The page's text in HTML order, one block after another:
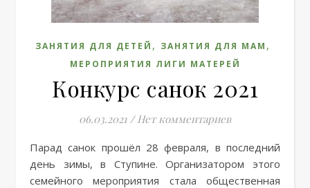
ЗАНЯТИЯ ДЛЯ ДЕТЕЙ , ЗАНЯТИЯ ДЛЯ МАМ ,
МЕРОПРИЯТИЯ ЛИГИ МАТЕРЕЙ
Конкурс санок 2021
06.03.2021 / Нет комментариев
Парад санок прошёл 28 февраля, в последний
день зимы, в Ступине. Организатором этого
семейного мероприятия стала общественная